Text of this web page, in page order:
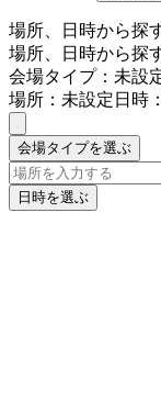
場所、日時から探
場所、日時から探
会場タイプ：未設
場所：未設定日時
会場タイプを選ぶ
日時を選ぶ